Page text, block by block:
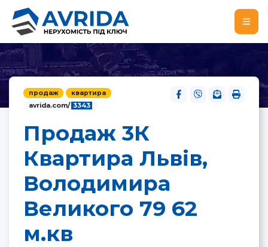
продаж
квартира
avrida.com/ 3343
Продаж 3К
Квартира Львів,
Володимира
Великого 79 62
м.кв